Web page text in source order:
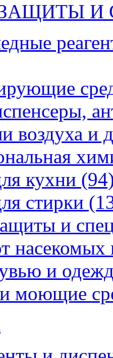
воздуха и
кухни
стирки
и
и
моющие